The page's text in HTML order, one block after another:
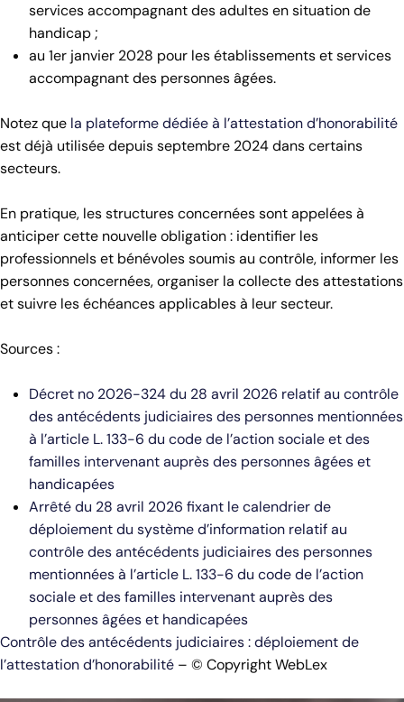
services accompagnant des adultes en situation de
handicap ;
au 1er janvier 2028 pour les établissements et services
accompagnant des personnes âgées.
Notez que la plateforme dédiée à l’attestation d’honorabilité
est déjà utilisée depuis septembre 2024 dans certains
secteurs.
En pratique, les structures concernées sont appelées à
anticiper cette nouvelle obligation : identifier les
professionnels et bénévoles soumis au contrôle, informer les
personnes concernées, organiser la collecte des attestations
et suivre les échéances applicables à leur secteur.
Sources :
Décret no 2026-324 du 28 avril 2026 relatif au contrôle
des antécédents judiciaires des personnes mentionnées
à l’article L. 133-6 du code de l’action sociale et des
familles intervenant auprès des personnes âgées et
handicapées
Arrêté du 28 avril 2026 fixant le calendrier de
déploiement du système d’information relatif au
contrôle des antécédents judiciaires des personnes
mentionnées à l’article L. 133-6 du code de l’action
sociale et des familles intervenant auprès des
personnes âgées et handicapées
Contrôle des antécédents judiciaires : déploiement de
l’attestation d’honorabilité – © Copyright WebLex